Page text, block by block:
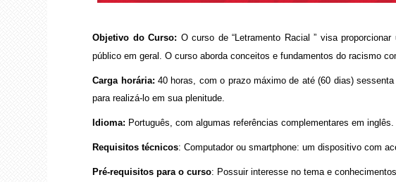
Objetivo do Curso: O curso de “Letramento Racial ” visa
público em geral. O curso aborda conceitos e fundamentos do racismo
Carga horária:40 horas, com o prazo máximo de até (60 dias)
para realizá-lo em sua plenitude.
Idioma: Português, com algumas referências complementares em inglês.
Requisitos técnicos: Computador ou smartphone: um dispositivo com
Pré-requisitos para o curso: Possuir interesse no tema e